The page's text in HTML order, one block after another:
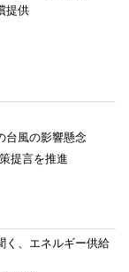
提供
台風の影響懸念
提言を推進
く、エネルギー供給